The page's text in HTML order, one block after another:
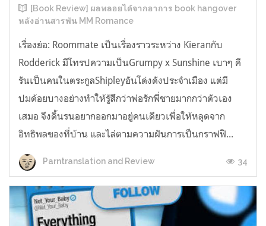
[Book Review] ผลพลอยได้จากอาการ book hangover
หลังอ่านสารพัน MM Romance
เรื่องย่อ: Roommate เป็นเรื่องราวระหว่าง Kieranกับ
Rodderick มีโทรปความเป็นGrumpy x Sunshine เบาๆ คี
รันเป็นคนในตระกูลShipleyอันโด่งดังประจำเมือง แต่มี
ปมด้อยบางอย่างทำให้รู้สึกว่าพ่อรักพี่ชายมากกว่าตัวเอง
เสมอ จึงดิ้นรนอยากออกมาอยู่คนเดียวเพื่อให้หลุดจาก
อิทธิพลของที่บ้าน และไล่ตามความฝันการเป็นกราฟฟิ...
Parntranslation and Review 34